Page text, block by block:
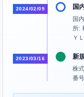
2024/02/09 国
国
所:
Ｙ
2023/03/16 新
株
番